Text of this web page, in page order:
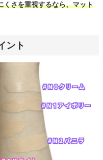
くさを重視するなら、マット
ント